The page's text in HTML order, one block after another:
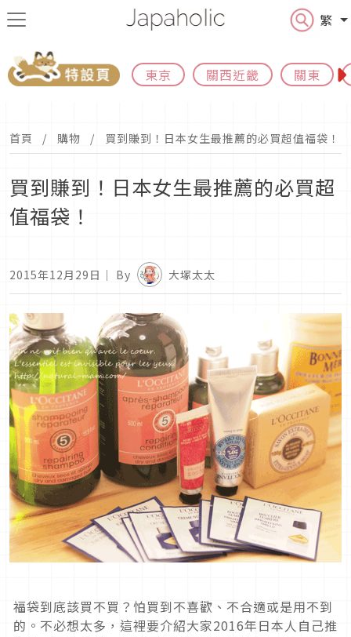
繁
東京 關西近畿 關東
首頁 購物 買到賺到！日本女生最推薦的必買超值福袋！
買到賺到！日本女生最推薦的必買超
值福袋！
2015年12月29日 ｜ By 大塚太太
福袋到底該買不買？怕買到不喜歡、不合適或是用不到
的。不必想太多，這裡要介紹大家2016年日本人自己推